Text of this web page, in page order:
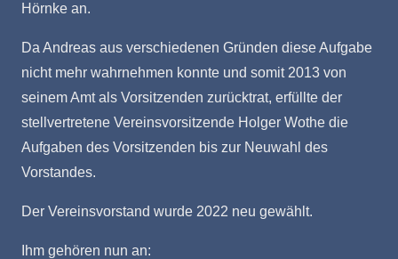
Hörnke an.
Da Andreas aus verschiedenen Gründen diese Aufgabe
nicht mehr wahrnehmen konnte und somit 2013 von
seinem Amt als Vorsitzenden zurücktrat, erfüllte der
stellvertretene Vereinsvorsitzende Holger Wothe die
Aufgaben des Vorsitzenden bis zur Neuwahl des
Vorstandes.
Der Vereinsvorstand wurde 2022 neu gewählt.
Ihm gehören nun an: